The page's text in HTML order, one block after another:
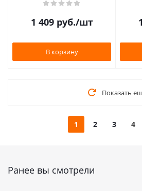
1 409руб./шт
В корзину
Показать
1 2 3 4
Ранее вы смотрели